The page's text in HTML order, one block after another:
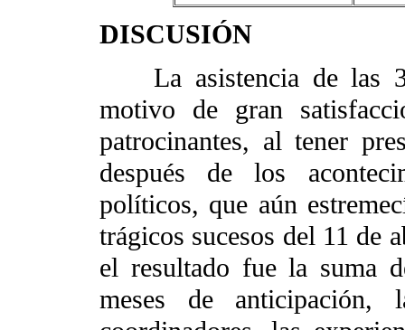
DISCUSIÓN
La asistencia de las
motivo de gran
patrocinantes, al tener
después de los
políticos, que aún
trágicos sucesos del 11 de
el resultado fue la suma
meses de anticipación,